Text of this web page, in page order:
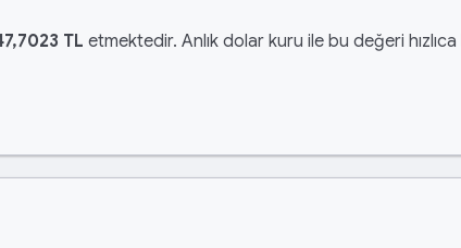
TL etmektedir. Anlık dolar kuru ile bu değeri